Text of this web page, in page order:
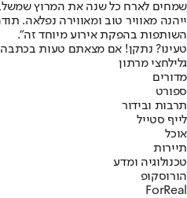
שמחים לארח כל שנה את המרוץ שמשלב
ייהנה מאוויר טוב ומאווירה נפלאה.
השותפות בהפקת אירוע מיוחד זה".
טעינו? נתקן! אם מצאתם טעות
גלילחצי מרתון
מדורים
ספורט
תרבות ובידור
לייף סטייל
אוכל
תיירות
טכנולוגיה ומדע
הורוסקופ
ForReal